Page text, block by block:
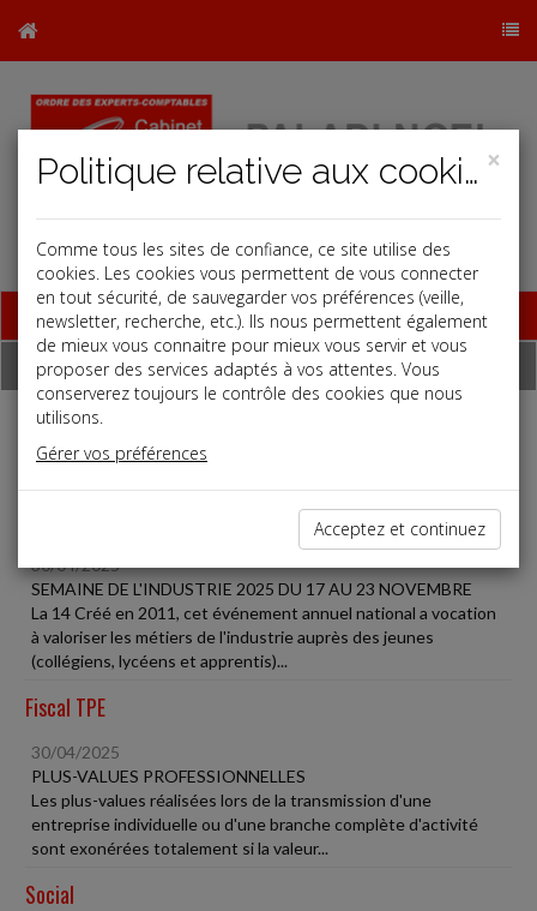
Base documentaire
Dépêches
Liste des dernières dépêches
30/04/2025
SEMAINE DE L'INDUSTRIE 2025 DU 17 AU 23 NOVEMBRE
La 14 Créé en 2011, cet événement annuel national a vocation
à valoriser les métiers de l'industrie auprès des jeunes
(collégiens, lycéens et apprentis)...
Fiscal TPE
30/04/2025
PLUS-VALUES PROFESSIONNELLES
Les plus-values réalisées lors de la transmission d'une
entreprise individuelle ou d'une branche complète d'activité
sont exonérées totalement si la valeur...
Social
×
Politique relative aux cookies
Comme tous les sites de confiance, ce site utilise des
cookies. Les cookies vous permettent de vous connecter
en tout sécurité, de sauvegarder vos préférences (veille,
newsletter, recherche, etc.). Ils nous permettent également
de mieux vous connaitre pour mieux vous servir et vous
proposer des services adaptés à vos attentes. Vous
conserverez toujours le contrôle des cookies que nous
utilisons.
Gérer vos préférences
Acceptez et continuez